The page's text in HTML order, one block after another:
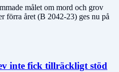
målet om mord och grov
förra året (B 2042-23) ges nu på
inte fick tillräckligt stöd